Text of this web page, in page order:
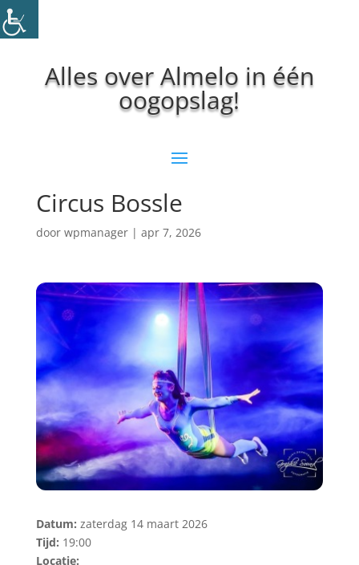
Alles over Almelo in één
oogopslag!
Circus Bossle
door wpmanager| apr 7, 2026
Datum: zaterdag 14 maart 2026
Tijd: 19:00
Locatie: